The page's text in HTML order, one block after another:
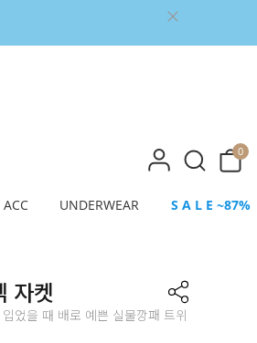
0
ACC UNDERWEAR S A L E ~87%
자켓
었을 때 배로 예쁜 실물깡패 트위